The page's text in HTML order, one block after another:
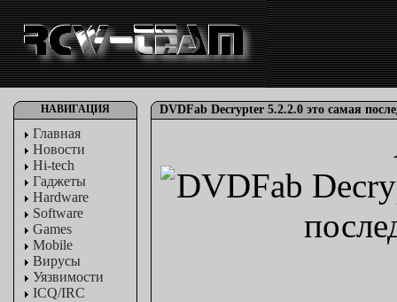
НАВИГАЦИЯ
Главная
Новости
Hi-tech
Гаджеты
Hardware
Software
Games
Mobile
Вирусы
Уязвимости
ICQ/IRC
DVDFab Decrypter 5.2.2.0 это самая